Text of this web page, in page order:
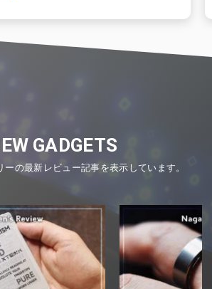
GADGETS
ーの最新レビュー記事を表示しています。